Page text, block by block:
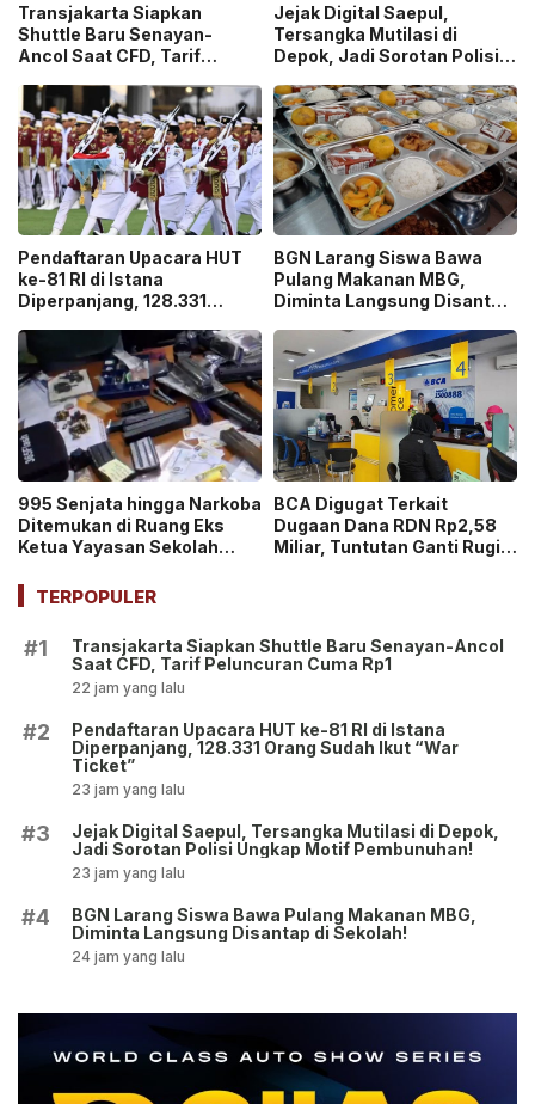
Transjakarta Siapkan
Shuttle Baru Senayan-
Ancol Saat CFD, Tarif
Jejak Digital Saepul,
Tersangka Mutilasi di
Depok, Jadi Sorotan Polisi
Pendaftaran Upacara HUT
ke-81 RI di Istana
Diperpanjang, 128.331
Ticket”
BGN Larang Siswa Bawa
Pulang Makanan MBG,
Diminta Langsung Disantap
995 Senjata hingga Narkoba
Ditemukan di Ruang Eks
Ketua Yayasan Sekolah
Ekskul Menembak!
BCA Digugat Terkait
Dugaan Dana RDN Rp2,58
Miliar, Tuntutan Ganti Rugi
TERPOPULER
#1
Transjakarta Siapkan Shuttle Baru Senayan-Ancol
Saat CFD, Tarif Peluncuran Cuma Rp1
22 jam yang lalu
#2
Pendaftaran Upacara HUT ke-81 RI di Istana
Diperpanjang, 128.331 Orang Sudah Ikut “War
Ticket”
23 jam yang lalu
#3
Jejak Digital Saepul, Tersangka Mutilasi di Depok,
Jadi Sorotan Polisi Ungkap Motif Pembunuhan!
23 jam yang lalu
#4
BGN Larang Siswa Bawa Pulang Makanan MBG,
Diminta Langsung Disantap di Sekolah!
24 jam yang lalu